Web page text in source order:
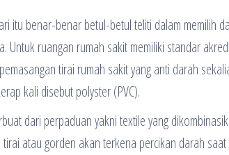
itu benar-benar betul-betul teliti dalam memilih
Untuk ruangan rumah sakit memiliki standar
tirai rumah sakit yang anti darah
kali disebut polyster (PVC).
dari perpaduan yakni textile yang
tirai atau gorden akan terkena percikan darah